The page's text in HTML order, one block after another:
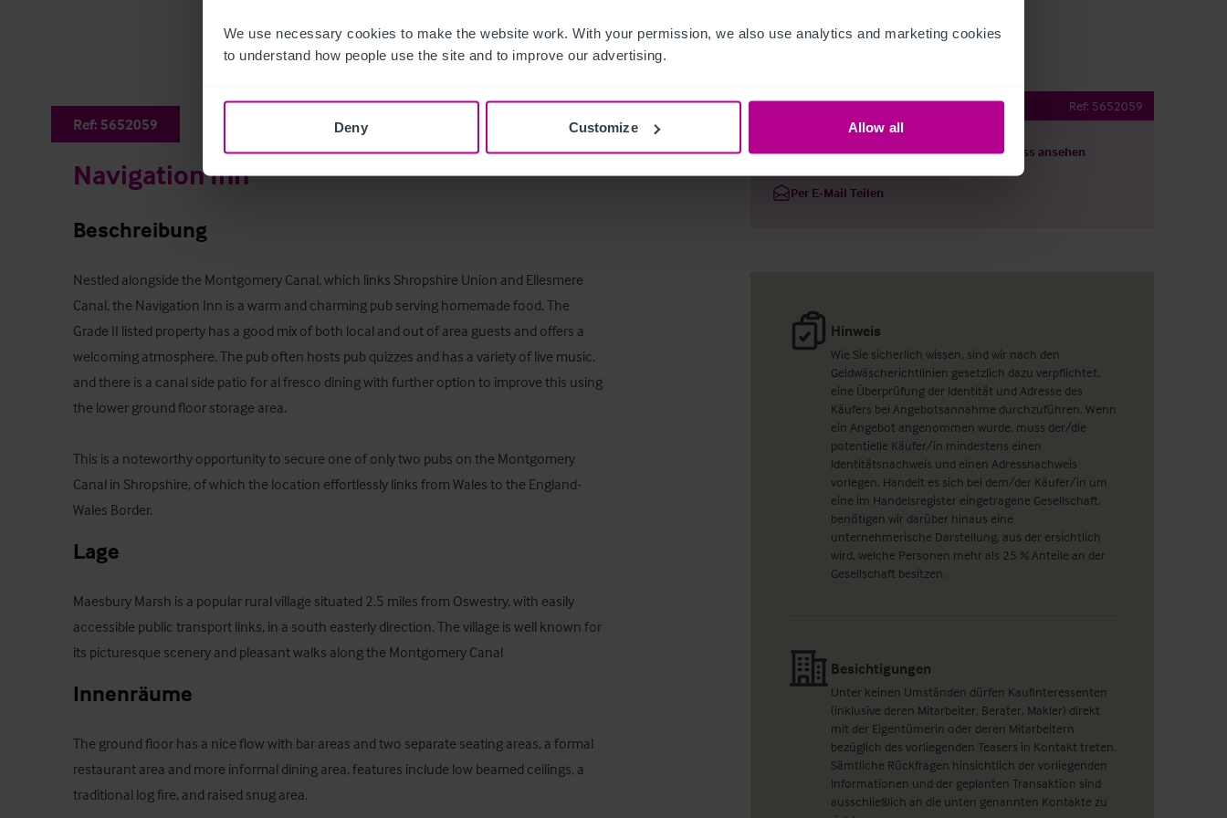
We use necessary cookies to make the website work. With your permission, we also use analytics and marketing cookies
to understand how people use the site and to improve our advertising.
Deny Customize Allow all
Ref: 5652059
Navigation Inn
Beschreibung
Nestled alongside the Montgomery Canal, which links Shropshire Union and Ellesmere
Canal, the Navigation Inn is a warm and charming pub serving homemade food. The
Grade II listed property has a good mix of both local and out of area guests and offers a
welcoming atmosphere. The pub often hosts pub quizzes and has a variety of live music,
and there is a canal side patio for al fresco dining with further option to improve this using
the lower ground floor storage area.
This is a noteworthy opportunity to secure one of only two pubs on the Montgomery
Canal in Shropshire, of which the location effortlessly links from Wales to the England-
Wales Border.
Lage
Maesbury Marsh is a popular rural village situated 2.5 miles from Oswestry, with easily
accessible public transport links, in a south easterly direction. The village is well known for
its picturesque scenery and pleasant walks along the Montgomery Canal
Innenräume
The ground floor has a nice flow with bar areas and two separate seating areas, a formal
restaurant area and more informal dining area, features include low beamed ceilings, a
traditional log fire, and raised snug area.
Freehold Public House Ref: 5652059
Details herunterladen Grundriss ansehen
Per E-Mail Teilen
Hinweis
Wie Sie sicherlich wissen, sind wir nach den
Geldwäscherichtlinien gesetzlich dazu verpflichtet,
eine Überprüfung der Identität und Adresse des
Käufers bei Angebotsannahme durchzuführen. Wenn
ein Angebot angenommen wurde, muss der/die
potentielle Käufer/in mindestens einen
Identitätsnachweis und einen Adressnachweis
vorlegen. Handelt es sich bei dem/der Käufer/in um
eine im Handelsregister eingetragene Gesellschaft,
benötigen wir darüber hinaus eine
unternehmerische Darstellung, aus der ersichtlich
wird, welche Personen mehr als 25 % Anteile an der
Gesellschaft besitzen.
Besichtigungen
Unter keinen Umständen dürfen Kaufinteressenten
(inklusive deren Mitarbeiter, Berater, Makler) direkt
mit der Eigentümerin oder deren Mitarbeitern
bezüglich des vorliegenden Teasers in Kontakt treten.
Sämtliche Rückfragen hinsichtlich der vorliegenden
Informationen und der geplanten Transaktion sind
ausschließlich an die unten genannten Kontakte zu